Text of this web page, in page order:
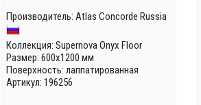
Производитель: Atlas Concorde Russia
Коллекция: Supernova Onyx Floor
Размер: 600x1200 мм
Поверхность: лаппатированная
Артикул: 196256